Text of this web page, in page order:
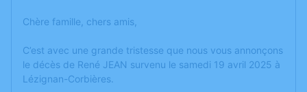
Chère famille, chers amis,
C’est avec une grande tristesse que nous vous annonçons
le décès de René JEAN survenu le samedi 19 avril 2025 à
Lézignan-Corbières.